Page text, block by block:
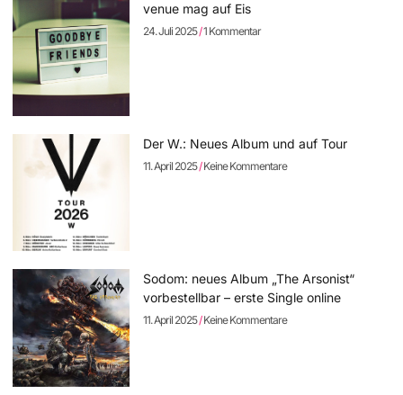
venue mag auf Eis
24. Juli 2025 1 Kommentar
Der W.: Neues Album und auf Tour
11. April 2025 Keine Kommentare
Sodom: neues Album „The Arsonist“
vorbestellbar – erste Single online
11. April 2025 Keine Kommentare